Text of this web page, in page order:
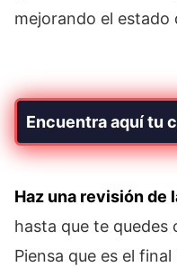
mejorando el estado
Encuentra aquí tu
Haz una revisión de
hasta que te quedes
Piensa que es el